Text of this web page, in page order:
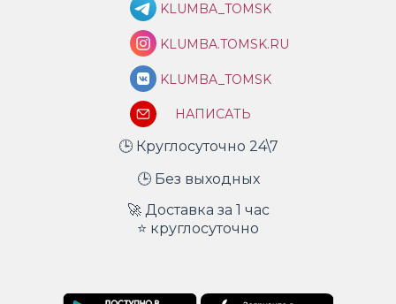
KLUMBA_TOMSK
KLUMBA.TOMSK.RU
KLUMBA_TOMSK
НАПИСАТЬ
🕒 Круглосуточно 24\7
🕒 Без выходных
🚀 Доставка за 1 час
⭐ круглосуточно